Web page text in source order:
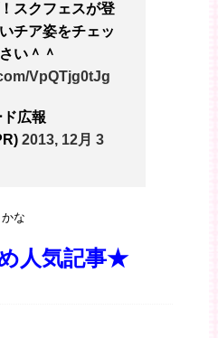
スクフェスが登
チア姿をチェッ
い＾＾
VpQTjg0tJg
広報
2013, 12月 3
な
人気記事★